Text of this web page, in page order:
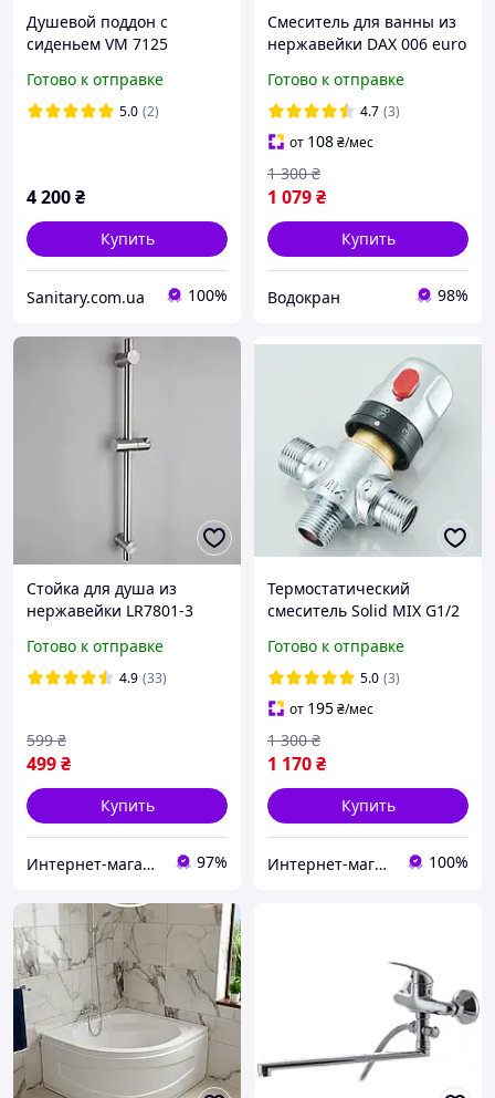
Душевой поддон с
сиденьем VM 7125
передней панелью
каркасом ножками
Готово к отправке
5.0 (2)
4 200₴
Купить
Sanitary.com.ua 100%
Смеситель для ванны из
нержавейки DAX 006 euro
Готово к отправке
4.7 (3)
от 108₴/мес
1 079₴
1 300 ₴
Купить
Водокран 98%
Стойка для душа из
нержавейки LR7801-3
Готово к отправке
4.9 (33)
499₴
599 ₴
Купить
Интернет-магазин "SuperSantehnika" 97%
Термостатический
смеситель Solid MIX G1/2
смесительный с
термостатом. Антиожог.
Готово к отправке
5.0 (3)
от 195₴/мес
1 170₴
1 300 ₴
Купить
Интернет-магазин "Коламбус" 100%